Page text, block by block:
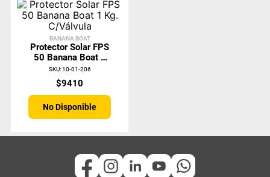
BANANA BOAT
Protector Solar FPS
50 Banana Boat 1
Kg. C/Válvula
SKU:10-01-206
$9410
No Disponible